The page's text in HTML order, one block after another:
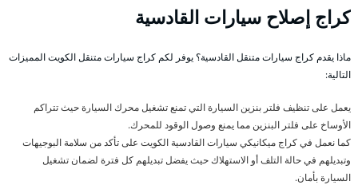
كراج إصلاح سيارات القادسية
ماذا يقدم كراج سيارات متنقل القادسية؟ يوفر لكم كراج سيارات متنقل الكويت المميزات
التالية:
يعمل على تنظيف فلتر بنزين السيارة التي تمنع تشغيل محرك السيارة حيث تتراكم
الأوساخ على فلتر البنزين مما يمنع وصول الوقود للمحرك.
كما نعمل في كراج ميكانيكي سيارات القادسية الكويت على تأكد من سلامة البوجيهات
وتبديلهم في حالة التلف أو الاستهلاك حيث يفضل تبديلهم كل فترة لضمان تشغيل
السيارة بأمان.